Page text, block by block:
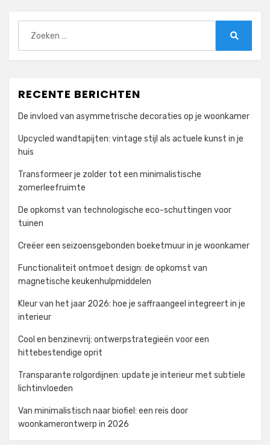
naar:
RECENTE BERICHTEN
De invloed van asymmetrische decoraties op je woonkamer
Upcycled wandtapijten: vintage stijl als actuele kunst in je
huis
Transformeer je zolder tot een minimalistische
zomerleefruimte
De opkomst van technologische eco-schuttingen voor
tuinen
Creëer een seizoensgebonden boeketmuur in je woonkamer
Functionaliteit ontmoet design: de opkomst van
magnetische keukenhulpmiddelen
Kleur van het jaar 2026: hoe je saffraangeel integreert in je
interieur
Cool en benzinevrij: ontwerpstrategieën voor een
hittebestendige oprit
Transparante rolgordijnen: update je interieur met subtiele
lichtinvloeden
Van minimalistisch naar biofiel: een reis door
woonkamerontwerp in 2026